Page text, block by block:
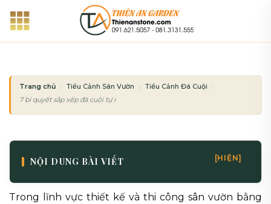
qua
Trang chủ Tiểu Cảnh Sân Vườn
Tiểu Cảnh Đá Cuội
7 bí quyết sắp xếp đá cuội tự nhiên để có tiểu cảnh đẹp như tranh
NỘI DUNG BÀI VIẾT [HIỆN]
Trong lĩnh vực thiết kế và thi công sân vườn bằng